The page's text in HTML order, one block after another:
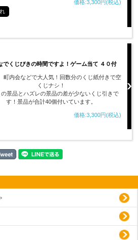
価格:3,300円(税込)
でくじびきの時間ですよ！ゲーム当て ４０付
町内会などで大人気！回数分のくじ紙付きで空
くじナシ！
の景品とハズレの景品の差が少ないくじ引きで
す！景品が合計40個付いています。
価格:3,300円(税込)